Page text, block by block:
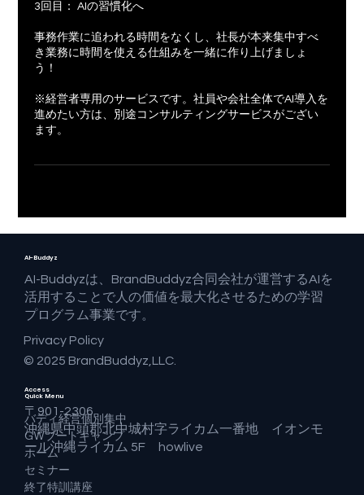
3回目： AIの習慣化へ
事務作業に追われる時間をなくし、社長が本来集中すべ
き業務に時間を使える仕組みを一緒に作り上げましょ
う！
※経営者専用のサービスです。社員や会社全体でAI導入を
進めたい方は、別途コンサルティングサービスがござい
ます。
AI-Buddyz
AI-Buddyzは、BrandBuddyz合同会社が運営するAIを
活用することで人の価値を最大化させるための学習
プログラム事業です。
Privacy Policy
© 2025 BrandBuddyz,LLC.
Access
〒901-2306
沖縄県中頭郡北中城村字ライカム一番地 イオンモ
ール沖縄ライカム 5F howlive
Quick Menu
バディ経営個別集中
GWブートキャンプ
ホーム
セミナー
終了特訓講座